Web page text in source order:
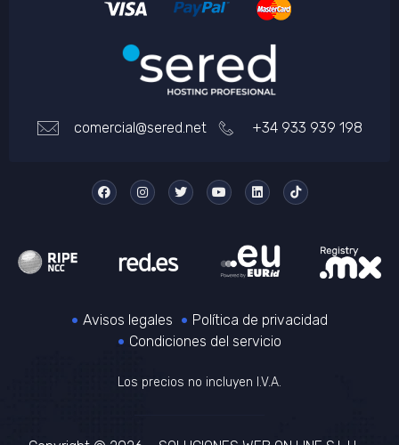
comercial@sered.net +34 933 939 198
Avisos legales
Política de privacidad
Condiciones del servicio
Los precios no incluyen I.V.A.